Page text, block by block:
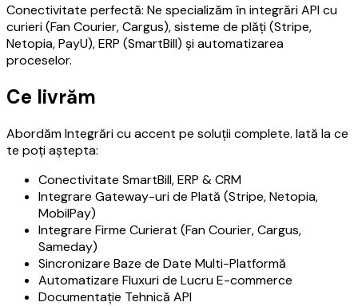
Conectivitate perfectă: Ne specializăm în integrări API cu
curieri (Fan Courier, Cargus), sisteme de plăți (Stripe,
Netopia, PayU), ERP (SmartBill) și automatizarea
proceselor.
Ce livrăm
Abordăm Integrări cu accent pe soluții complete. Iată la ce
te poți aștepta:
Conectivitate SmartBill, ERP & CRM
Integrare Gateway-uri de Plată (Stripe, Netopia,
MobilPay)
Integrare Firme Curierat (Fan Courier, Cargus,
Sameday)
Sincronizare Baze de Date Multi-Platformă
Automatizare Fluxuri de Lucru E-commerce
Documentație Tehnică API